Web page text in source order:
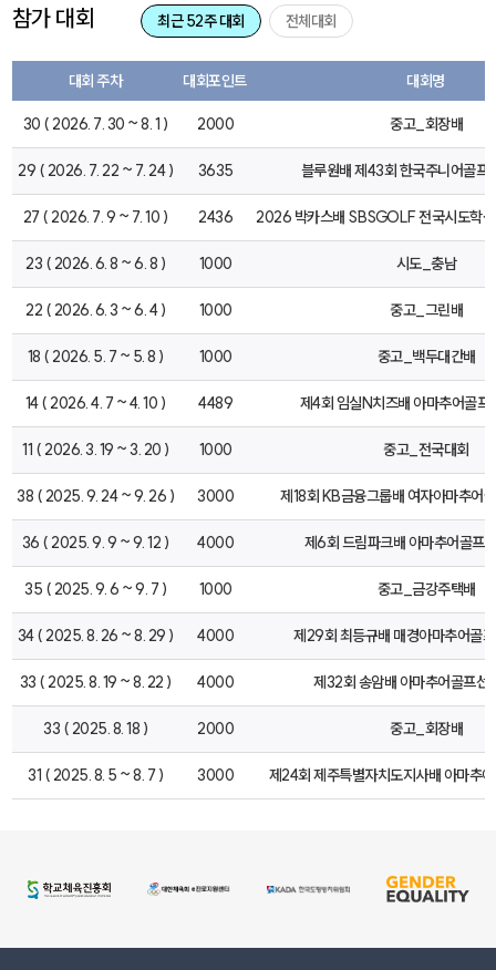
참가 대회 최근 52주 대회 전체대회
대회 주차 대회포인트 대회명
30 ( 2026. 7. 30 ~ 8. 1 ) 2000 중고_회장배
29 ( 2026. 7. 22 ~ 7. 24 ) 3635 블루원배 제43회 한국주니어골프
27 ( 2026. 7. 9 ~ 7. 10 ) 2436 2026 박카스배 SBSGOLF 전국시도학
23 ( 2026. 6. 8 ~ 6. 8 ) 1000 시도_충남
22 ( 2026. 6. 3 ~ 6. 4 ) 1000 중고_그린배
18 ( 2026. 5. 7 ~ 5. 8 ) 1000 중고_백두대간배
14 ( 2026. 4. 7 ~ 4. 10 ) 4489 제4회 임실N치즈배 아마추어골프
11 ( 2026. 3. 19 ~ 3. 20 ) 1000 중고_전국대회
38 ( 2025. 9. 24 ~ 9. 26 ) 3000 제18회 KB금융그룹배 여자아마추어
36 ( 2025. 9. 9 ~ 9. 12 ) 4000 제6회 드림파크배 아마추어골프
35 ( 2025. 9. 6 ~ 9. 7 ) 1000 중고_금강주택배
34 ( 2025. 8. 26 ~ 8. 29 ) 4000 제29회 최등규배 매경아마추어골
33 ( 2025. 8. 19 ~ 8. 22 ) 4000 제32회 송암배 아마추어골프선
33 ( 2025. 8. 18 ) 2000 중고_회장배
31 ( 2025. 8. 5 ~ 8. 7 ) 3000 제24회 제주특별자치도지사배 아마추